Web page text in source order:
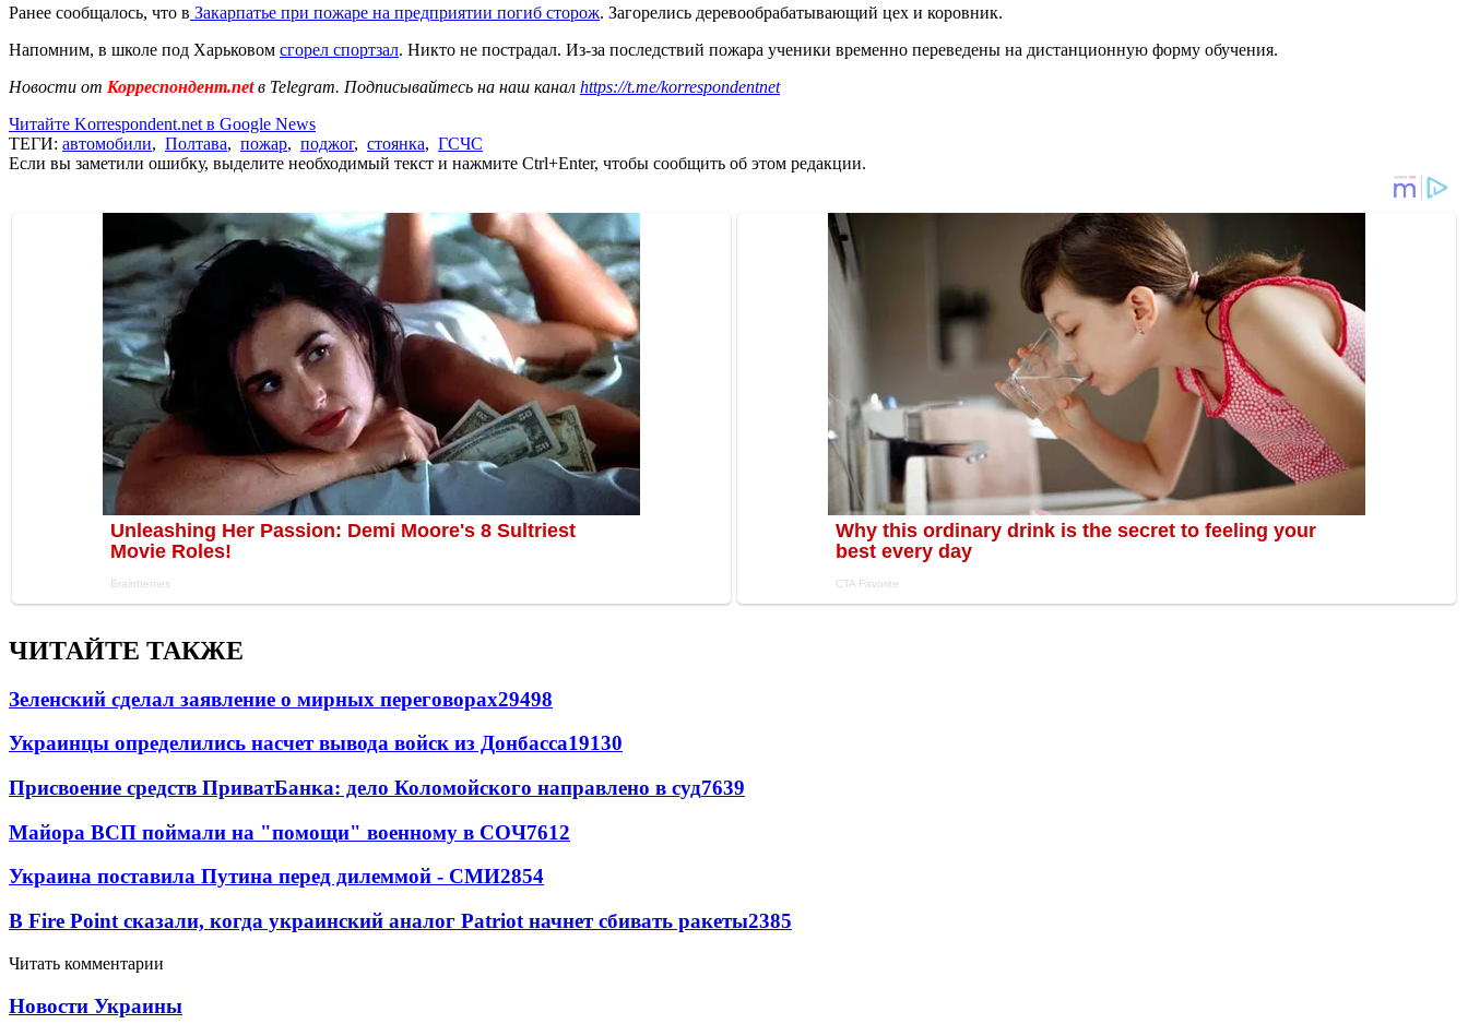
Ранее сообщалось, что в Закарпатье при пожаре на предприятии погиб сторож. Загорелись деревообрабатывающий цех и коровник.
Напомним, в школе под Харьковом сгорел спортзал. Никто не пострадал. Из-за последствий пожара ученики временно переведены на дистанционную форму обучения.
Новости от Корреспондент.netв Telegram. Подписывайтесь на наш канал https://t.me/korrespondentnet
Читайте Korrespondent.net в Google News
ТЕГИ: автомобили, Полтава, пожар, поджог, стоянка, ГСЧС
Если вы заметили ошибку, выделите необходимый текст и нажмите Ctrl+Enter, чтобы сообщить об этом редакции.
ЧИТАЙТЕ ТАКЖЕ
Зеленский сделал заявление о мирных переговорах29498
Украинцы определились насчет вывода войск из Донбасса19130
Присвоение средств ПриватБанка: дело Коломойского направлено в суд7639
Майора ВСП поймали на "помощи" военному в СОЧ7612
Украина поставила Путина перед дилеммой - СМИ2854
В Fire Point сказали, когда украинский аналог Patriot начнет сбивать ракеты2385
Читать комментарии
Новости Украины